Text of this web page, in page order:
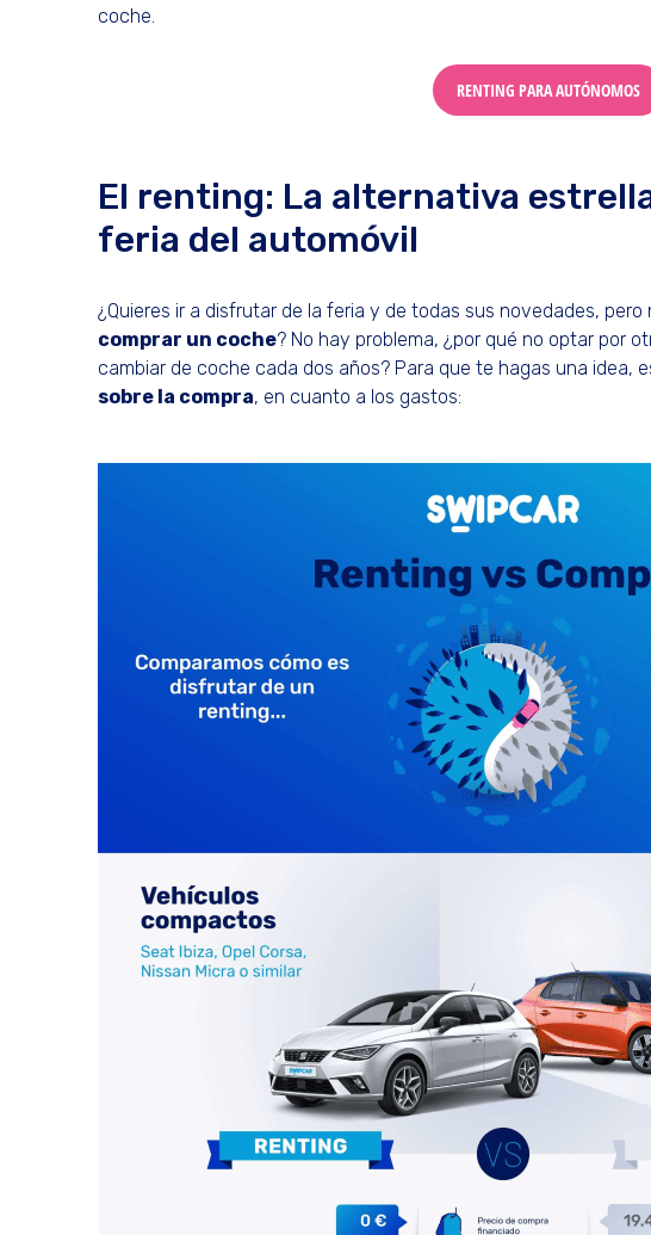
coche.
RENTING PARA AUTÓNOMOS
El renting: La alternativa
feria del automóvil
¿Quieres ir a disfrutar de la feria y de todas sus novedades, pero
comprar un coche? No hay problema, ¿por qué no optar por
cambiar de coche cada dos años? Para que te hagas una idea,
sobre la compra, en cuanto a los gastos: